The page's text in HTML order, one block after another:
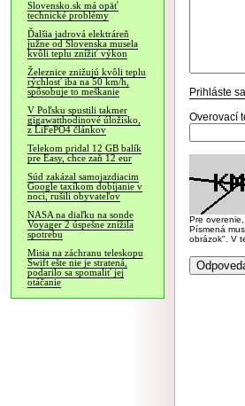
Slovensko.sk má opäť
technické problémy
Ďalšia jadrová elektráreň
južne od Slovenska musela
kvôli teplu znížiť výkon
Železnice znižujú kvôli teplu
rýchlosť iba na 50 km/h,
spôsobuje to meškanie
V Poľsku spustili takmer
gigawatthodinové úložisko,
z LiFePO4 článkov
Telekom pridal 12 GB balík
pre Easy, chce zaň 12 eur
Súd zakázal samojazdiacim
Google taxíkom dobíjanie v
noci, rušili obyvateľov
NASA na diaľku na sonde
Voyager 2 úspešne znížila
spotrebu
Misia na záchranu teleskopu
Swift ešte nie je stratená,
podarilo sa spomaliť jej
otáčanie
Prihláste sa
Overovací
Pre
Písmená
obrázok". V